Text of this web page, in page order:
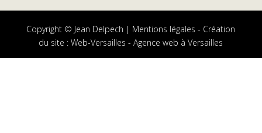
Copyright © Jean Delpech | Mentions légales - Création
du site :Web-Versailles - Agence web à Versailles